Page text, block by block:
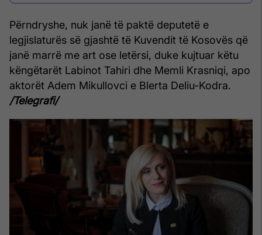
Përndryshe, nuk janë të paktë deputetë e
legjislaturës së gjashtë të Kuvendit të Kosovës që
janë marrë me art ose letërsi, duke kujtuar këtu
këngëtarët Labinot Tahiri dhe Memli Krasniqi, apo
aktorët Adem Mikullovci e Blerta Deliu-Kodra.
/Telegrafi/